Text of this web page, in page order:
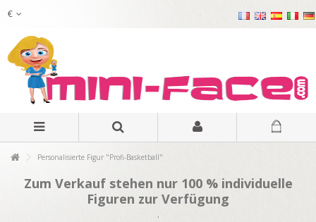
€
Personalisierte Figur "Profi-Basketball"
Zum Verkauf stehen nur 100 % individuelle
Figuren zur Verfügung
.